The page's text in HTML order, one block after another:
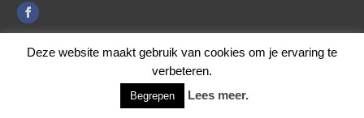
Deze website maakt gebruik van cookies om je ervaring te
verbeteren.
Begrepen Lees meer.